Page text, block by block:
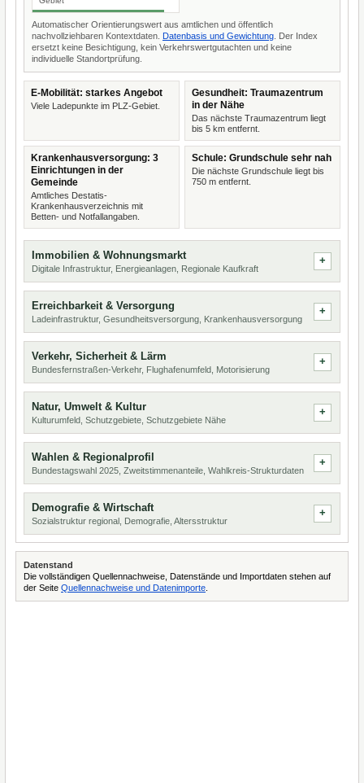
Automatischer Orientierungswert aus amtlichen und öffentlich
nachvollziehbaren Kontextdaten. Datenbasis und Gewichtung . Der Index
ersetzt keine Besichtigung, kein Verkehrswertgutachten und keine
individuelle Standortprüfung.
E-Mobilität: starkes Angebot
Viele Ladepunkte im PLZ-Gebiet.
Gesundheit: Traumazentrum
in der Nähe
Das nächste Traumazentrum liegt
bis 5 km entfernt.
Krankenhausversorgung: 3
Einrichtungen in der
Gemeinde
Amtliches Destatis-
Krankenhausverzeichnis mit
Betten- und Notfallangaben.
Schule: Grundschule sehr nah
Die nächste Grundschule liegt bis
750 m entfernt.
Immobilien & Wohnungsmarkt
Digitale Infrastruktur, Energieanlagen, Regionale Kaufkraft
Erreichbarkeit & Versorgung
Ladeinfrastruktur, Gesundheitsversorgung, Krankenhausversorgung
Verkehr, Sicherheit & Lärm
Bundesfernstraßen-Verkehr, Flughafenumfeld, Motorisierung
Natur, Umwelt & Kultur
Kulturumfeld, Schutzgebiete, Schutzgebiete Nähe
Wahlen & Regionalprofil
Bundestagswahl 2025, Zweitstimmenanteile, Wahlkreis-Strukturdaten
Demografie & Wirtschaft
Sozialstruktur regional, Demografie, Altersstruktur
Datenstand
Die vollständigen Quellennachweise, Datenstände und Importdaten stehen auf
der Seite Quellennachweise und Datenimporte